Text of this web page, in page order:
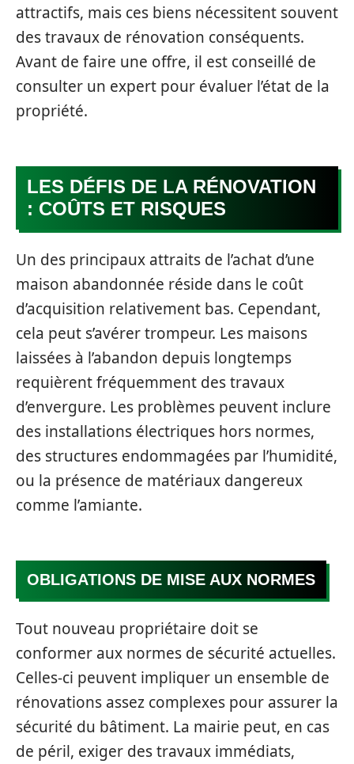
attractifs, mais ces biens nécessitent souvent
des travaux de rénovation conséquents.
Avant de faire une offre, il est conseillé de
consulter un expert pour évaluer l’état de la
propriété.
LES DÉFIS DE LA RÉNOVATION
: COÛTS ET RISQUES
Un des principaux attraits de l’achat d’une
maison abandonnée réside dans le coût
d’acquisition relativement bas. Cependant,
cela peut s’avérer trompeur. Les maisons
laissées à l’abandon depuis longtemps
requièrent fréquemment des travaux
d’envergure. Les problèmes peuvent inclure
des installations électriques hors normes,
des structures endommagées par l’humidité,
ou la présence de matériaux dangereux
comme l’amiante.
OBLIGATIONS DE MISE AUX NORMES
Tout nouveau propriétaire doit se
conformer aux normes de sécurité actuelles.
Celles-ci peuvent impliquer un ensemble de
rénovations assez complexes pour assurer la
sécurité du bâtiment. La mairie peut, en cas
de péril, exiger des travaux immédiats,